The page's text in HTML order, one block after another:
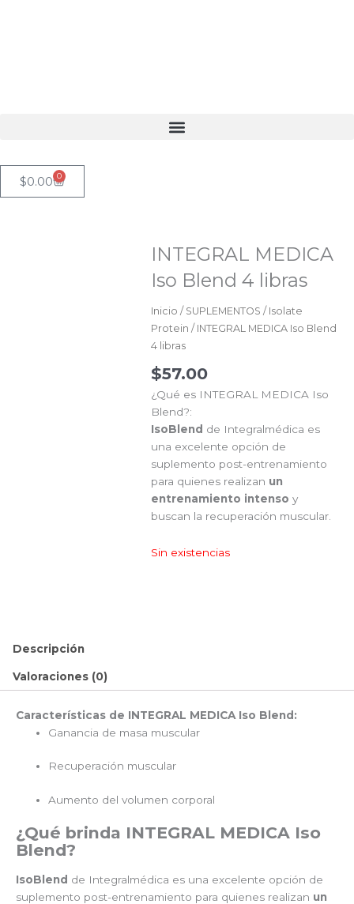
$0.00 0
Cart
INTEGRAL MEDICA
Iso Blend 4 libras
Inicio / SUPLEMENTOS / Isolate
Protein / INTEGRAL MEDICA Iso Blend
4 libras
$57.00
¿Qué es INTEGRAL MEDICA Iso
Blend?:
IsoBlend de Integralmédica es
una excelente opción de
suplemento post-entrenamiento
para quienes realizan un
entrenamiento intenso y
buscan la recuperación muscular.
Sin existencias
Descripción
Valoraciones (0)
Características de INTEGRAL MEDICA Iso Blend:
Ganancia de masa muscular
Recuperación muscular
Aumento del volumen corporal
¿Qué brinda INTEGRAL MEDICA Iso
Blend?
IsoBlend de Integralmédica es una excelente opción de
suplemento post-entrenamiento para quienes realizan un